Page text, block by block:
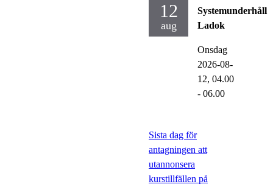
12
aug
Systemunderhåll
Ladok
Onsdag
2026-08-
12, 04.00
- 06.00
Sista dag för
antagningen att
utannonsera
kurstillfällen på